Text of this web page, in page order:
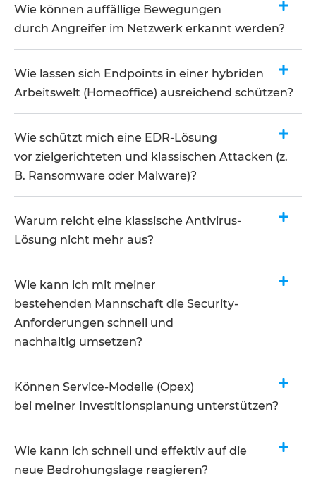
Wie können auffällige Bewegungen
durch Angreifer im Netzwerk erkannt werden?​
Wie lassen sich Endpoints in einer hybriden
Arbeitswelt (Homeoffice) ausreichend schützen?​
Wie schützt mich eine EDR-Lösung
vor zielgerichteten und klassischen Attacken (z.
B. Ransomware oder Malware)? ​
Warum reicht eine klassische Antivirus-
Lösung nicht mehr aus?​
Wie kann ich mit meiner
bestehenden Mannschaft die Security-
Anforderungen schnell und
nachhaltig umsetzen?​
Können Service-Modelle (Opex)
bei meiner Investitionsplanung unterstützen?​
Wie kann ich schnell und effektiv auf die
neue Bedrohungslage reagieren?​